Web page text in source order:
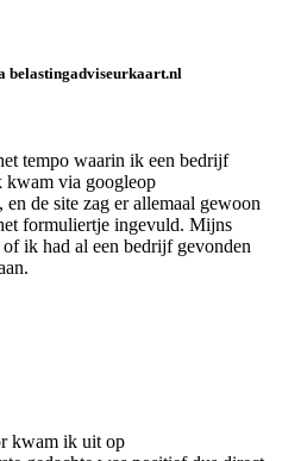
belastingadviseurkaart.nl
tempo waarin ik een bedrijf
kwam via googleop
de site zag er allemaal gewoon
formuliertje ingevuld. Mijns
ik had al een bedrijf gevonden
kwam ik uit op